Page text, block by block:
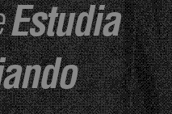
Estudia